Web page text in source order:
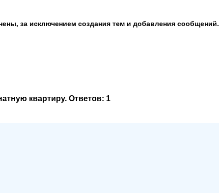
за исключением создания тем и добавления сообщений.
квартиру. Ответов: 1